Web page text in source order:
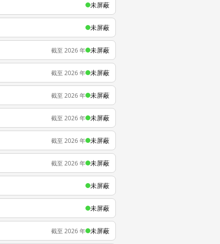
未屏蔽
未屏蔽
截至 2026 年 未屏蔽
截至 2026 年 未屏蔽
截至 2026 年 未屏蔽
截至 2026 年 未屏蔽
截至 2026 年 未屏蔽
截至 2026 年 未屏蔽
未屏蔽
未屏蔽
截至 2026 年 未屏蔽